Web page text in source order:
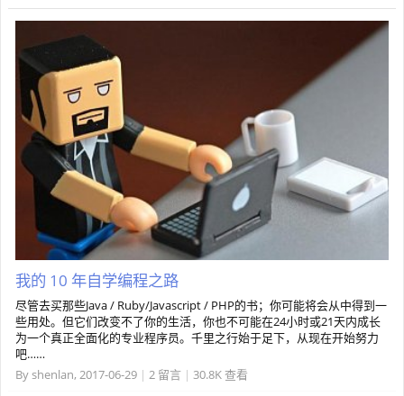
我的 10 年自学编程之路
尽管去买那些Java / Ruby/Javascript / PHP的书；你可能将会从中得到一
些用处。但它们改变不了你的生活，你也不可能在24小时或21天内成长
为一个真正全面化的专业程序员。千里之行始于足下，从现在开始努力
吧……
Byshenlan, 2017-06-29 | 2 留言 | 30.8K 查看